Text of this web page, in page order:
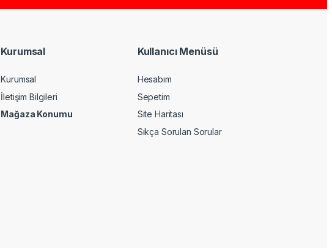
Kurumsal
Kurumsal
İletişim Bilgileri
Mağaza Konumu
Kullanıcı Menüsü
Hesabım
Sepetim
Site Haritası
Sıkça Sorulan Sorular